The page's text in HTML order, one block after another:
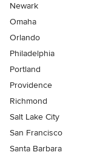
Newark
Omaha
Orlando
Philadelphia
Portland
Providence
Richmond
Salt Lake City
San Francisco
Santa Barbara